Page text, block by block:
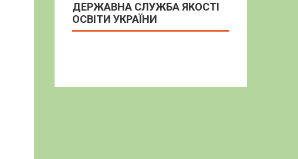
ДЕРЖАВНА СЛУЖБА ЯКОСТІ
ОСВІТИ УКРАЇНИ